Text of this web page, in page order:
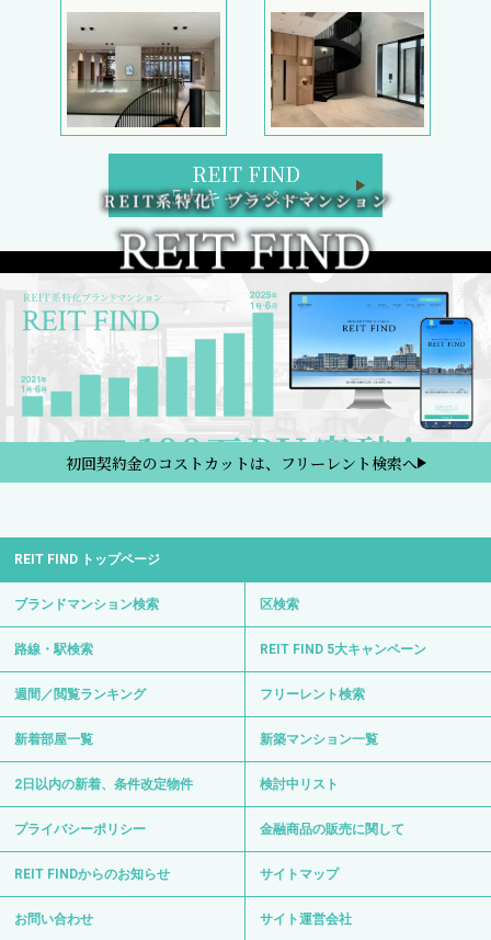
REIT FIND
5大キャンペーン
初回契約金のコストカットは、フリーレント検索へ
REIT FIND トップページ
ブランドマンション検索 区検索
路線・駅検索 REIT FIND 5大キャンペーン
週間／閲覧ランキング フリーレント検索
新着部屋一覧 新築マンション一覧
2日以内の新着、条件改定物件 検討中リスト
プライバシーポリシー 金融商品の販売に関して
REIT FINDからのお知らせ サイトマップ
お問い合わせ サイト運営会社